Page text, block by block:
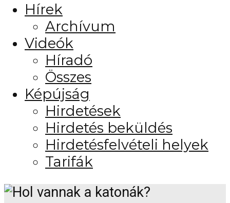
Hírek
Archívum
Videók
Híradó
Összes
Képújság
Hirdetések
Hirdetés beküldés
Hirdetésfelvételi helyek
Tarifák